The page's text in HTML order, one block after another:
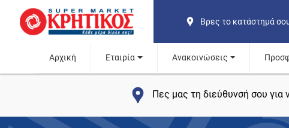
Βρες το κατάστημά
Αρχική Εταιρία Ανακοινώσεις
Πες μας τη διεύθυνσή σου